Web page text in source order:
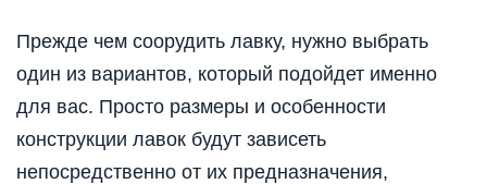
Прежде чем соорудить лавку, нужно выбрать
один из вариантов, который подойдет именно
для вас. Просто размеры и особенности
конструкции лавок будут зависеть
непосредственно от их предназначения,